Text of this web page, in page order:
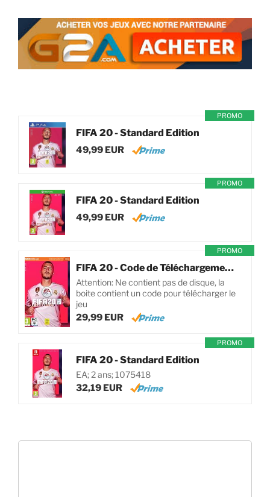
PROMO
FIFA 20 - Standard Edition
49,99 EUR
PROMO
FIFA 20 - Standard Edition
49,99 EUR
PROMO
FIFA 20 - Code de Téléchargement pour PC
Attention: Ne contient pas de disque, la
boite contient un code pour télécharger le
jeu
29,99 EUR
PROMO
FIFA 20 - Standard Edition
EA; 2 ans; 1075418
32,19 EUR